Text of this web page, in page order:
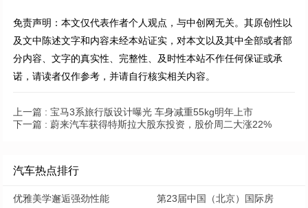
免责声明：本文仅代表作者个人观点，与中创网无关。其原创性以
及文中陈述文字和内容未经本站证实，对本文以及其中全部或者部
分内容、文字的真实性、完整性、及时性本站不作任何保证或承
诺，请读者仅作参考，并请自行核实相关内容。
上一篇 : 宝马3系旅行版设计曝光 车身减重55kg明年上市
下一篇 : 蔚来汽车获得特斯拉大股东投资，股价周二大涨22%
汽车热点排行
优雅美学邂逅强劲性能
第23届中国（北京）国际房